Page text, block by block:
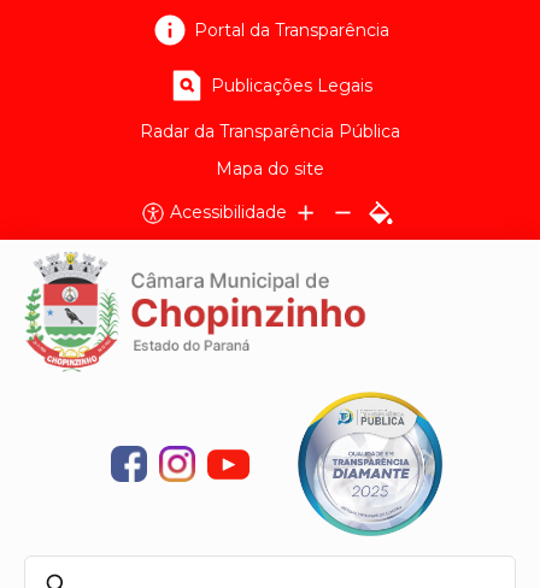
Portal da Transparência
Publicações Legais
Radar da Transparência Pública
Mapa do site
Acessibilidade